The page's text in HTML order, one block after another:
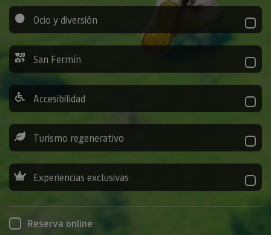
Ocio y diversión
San Fermín
Accesibilidad
Turismo regenerativo
Experiencias exclusivas
Reserva online